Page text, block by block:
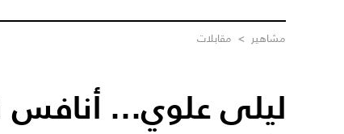
مشاهير > مقابلات
ليلى علوي...